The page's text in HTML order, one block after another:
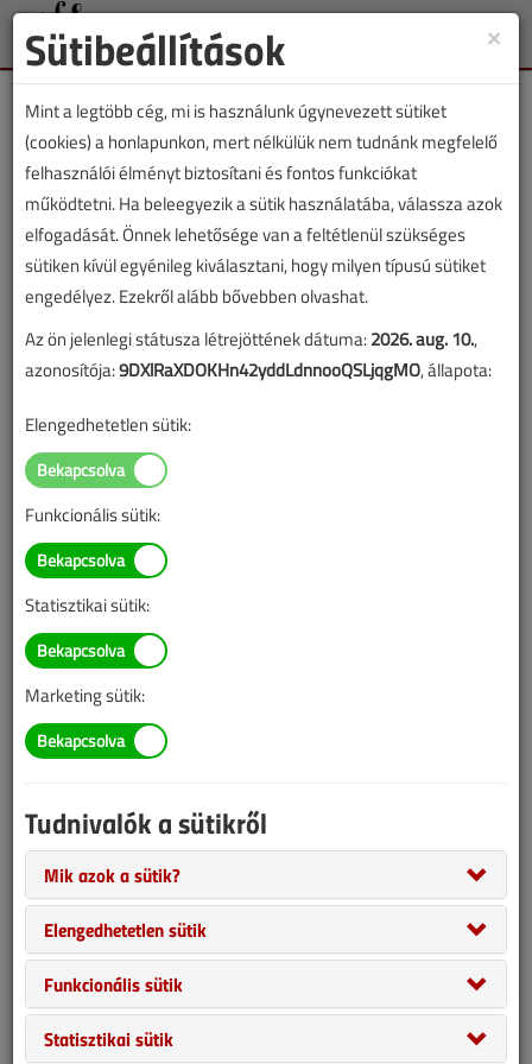
Toggle
Veress Marcell
SZERZŐK LISTÁJA
1044 ||
Veress Marcell cikkei
Légy okos, megéri
×
Sütibeállítások
Mint a legtöbb cég, mi is használunk úgynevezett sütiket
(cookies) a honlapunkon, mert nélkülük nem tudnánk megfelelő
felhasználói élményt biztosítani és fontos funkciókat
működtetni. Ha beleegyezik a sütik használatába, válassza azok
elfogadását. Önnek lehetősége van a feltétlenül szükséges
sütiken kívül egyénileg kiválasztani, hogy milyen típusú sütiket
engedélyez. Ezekről alább bővebben olvashat.
Az ön jelenlegi státusza létrejöttének dátuma:2026. aug. 10.,
azonosítója:9DXlRaXDOKHn42yddLdnnooQSLjqgMO, állapota:
Elengedhetetlen sütik:
Funkcionális sütik:
Statisztikai sütik:
Marketing sütik:
Tudnivalók a sütikről
Mik azok a sütik?
Elengedhetetlen sütik
Funkcionális sütik
Statisztikai sütik